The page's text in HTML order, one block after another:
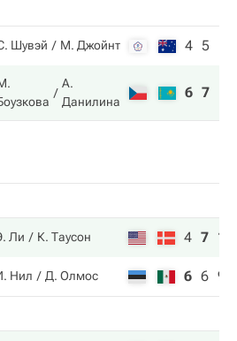
Шувэй М. Джойнт 4 5
А.
Данилина
6 7
Ли К. Таусон 4 7 11
Нил Д. Олмос 6 6 9